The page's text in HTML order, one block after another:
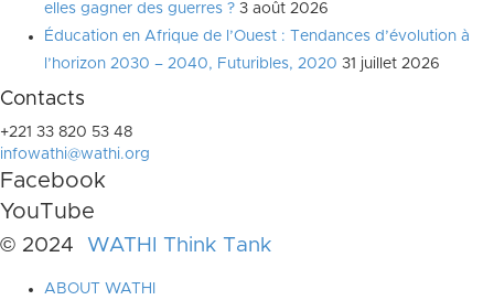
elles gagner des guerres ? 3 août 2026
Éducation en Afrique de l’Ouest : Tendances d’évolution à
l’horizon 2030 – 2040, Futuribles, 2020 31 juillet 2026
Contacts
+221 33 820 53 48
infowathi@wathi.org
Facebook
YouTube
© 2024 WATHI Think Tank
ABOUT WATHI